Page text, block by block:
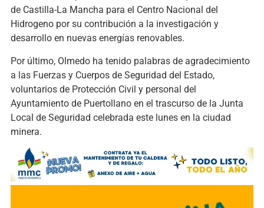
de Castilla-La Mancha para el Centro Nacional del
Hidrogeno por su contribución a la investigación y
desarrollo en nuevas energías renovables.
Por último, Olmedo ha tenido palabras de agradecimiento
a las Fuerzas y Cuerpos de Seguridad del Estado,
voluntarios de Protección Civil y personal del
Ayuntamiento de Puertollano en el trascurso de la Junta
Local de Seguridad celebrada este lunes en la ciudad
minera.